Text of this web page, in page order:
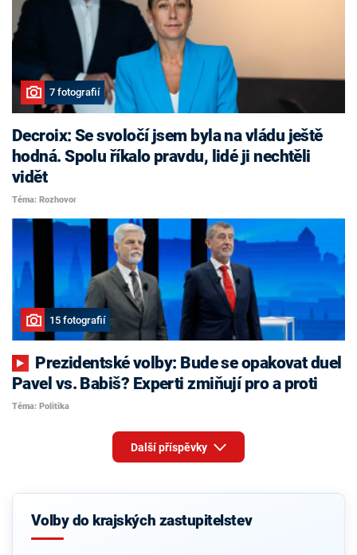
7 fotografií
Decroix: Se svoločí jsem byla na vládu ještě
hodná. Spolu říkalo pravdu, lidé ji nechtěli
vidět
Téma: Rozhovor
15 fotografií
Pavel vs. Babiš? Experti zmiňují pro a proti
Téma: Politika
Další příspěvky
Volby do krajských zastupitelstev